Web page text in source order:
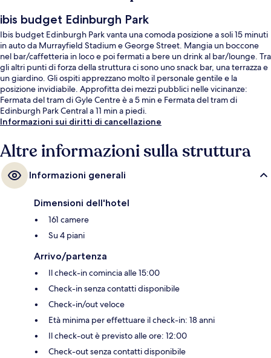
ibis budget Edinburgh Park
Ibis budget Edinburgh Park vanta una comoda posizione a soli 15 minuti
in auto da Murrayfield Stadium e George Street. Mangia un boccone
nel bar/caffetteria in loco e poi fermati a bere un drink al bar/lounge. Tra
gli altri punti di forza della struttura ci sono uno snack bar, una terrazza e
un giardino. Gli ospiti apprezzano molto il personale gentile e la
posizione invidiabile. Approfitta dei mezzi pubblici nelle vicinanze:
Fermata del tram di Gyle Centre è a 5 min e Fermata del tram di
Edinburgh Park Central a 11 min a piedi.
Informazioni sui diritti di cancellazione
Altre informazioni sulla struttura
Informazioni generali
Dimensioni dell'hotel
161 camere
Su 4 piani
Arrivo/partenza
Il check-in comincia alle 15:00
Check-in senza contatti disponibile
Check-in/out veloce
Età minima per effettuare il check-in: 18 anni
Il check-out è previsto alle ore: 12:00
Check-out senza contatti disponibile